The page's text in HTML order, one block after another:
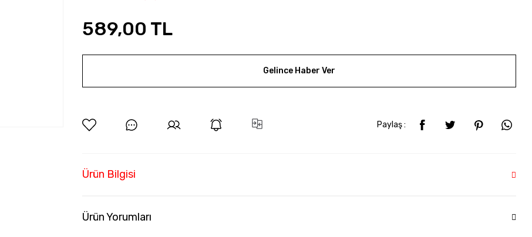
589,00 TL
Gelince Haber Ver
Paylaş :
Ürün Bilgisi
Ürün Yorumları